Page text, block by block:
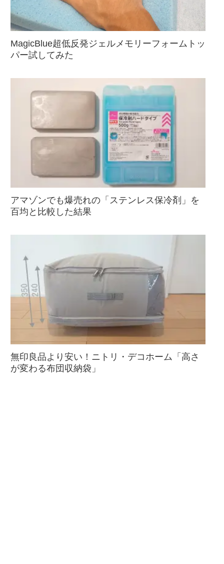
MagicBlue超低反発ジェルメモリーフォームトッ
パー試してみた
アマゾンでも爆売れの「ステンレス保冷剤」を
百均と比較した結果
無印良品より安い！ニトリ・デコホーム「高さ
が変わる布団収納袋」